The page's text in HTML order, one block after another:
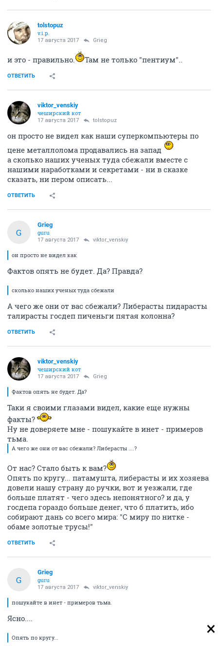
tolstopuz
v.i.p.
17 августа 2017 Grieg
и это - правильно. Там не только "пентиум"..
ОТВЕТИТЬ
viktor_venskiy
чеширский кот
17 августа 2017 tolstopuz
он просто не видел как наши суперкомпьютеры по
цене металлолома продавались на запад
а сколько наших ученых туда сбежали вместе с
нашими наработками и секретами - ни в сказке
сказать, ни пером описать...
ОТВЕТИТЬ
G
Grieg
guru
17 августа 2017 viktor_venskiy
он просто не видел как
Фактов опять не будет. Да? Правда?
сколько наших ученых туда сбежали
А чего же они от вас сбежали? Либерасты пидарасты
талирасты госдеп пиченьги пятая колонна?
ОТВЕТИТЬ
viktor_venskiy
чеширский кот
17 августа 2017 Grieg
Фактов опять не будет. Да?
Таки я своими глазами видел, какие еще нужны
факты?
Ну не доверяете мне - пошукайте в инет - примеров
тьма.
А чего же они от вас сбежали? Либерасты ....?
От нас? Стало быть к вам?
Опять по кругу... патамушта, либерасты и их хозяева
довели нашу страну до ручки, вот и уезжали, где
больше платят - чего здесь непонятного? и да, у
госдепа гораздо больше денег, что б платить, ибо
собирают дань со всего мира: "С миру по нитке -
обаме золотые трусы!"
ОТВЕТИТЬ
G
Grieg
guru
17 августа 2017 viktor_venskiy
пошукайте в инет - примеров тьма.
Ясно....
Опять по кругу...